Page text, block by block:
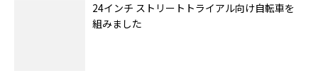
24インチ ストリートトライアル向け自転車を
組みました